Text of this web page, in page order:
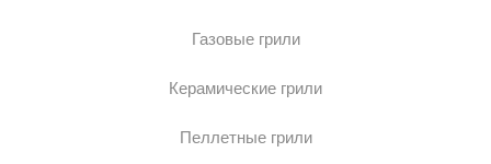
Газовые грили
Керамические грили
Пеллетные грили